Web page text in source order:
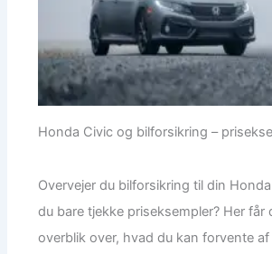
Honda Civic og bilforsikring –
Overvejer du bilforsikring til din
du bare tjekke priseksempler? Her får
overblik over, hvad du kan forvente